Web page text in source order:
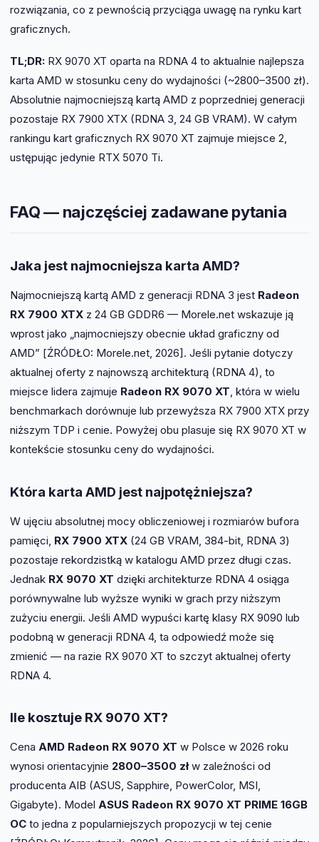
rozwiązania, co z pewnością przyciąga uwagę na rynku kart
graficznych.
TL;DR: RX 9070 XT oparta na RDNA 4 to aktualnie najlepsza
karta AMD w stosunku ceny do wydajności (~2800–3500 zł).
Absolutnie najmocniejszą kartą AMD z poprzedniej generacji
pozostaje RX 7900 XTX (RDNA 3, 24 GB VRAM). W całym
rankingu kart graficznych RX 9070 XT zajmuje miejsce 2,
ustępując jedynie RTX 5070 Ti.
FAQ — najczęściej zadawane pytania
Jaka jest najmocniejsza karta AMD?
Najmocniejszą kartą AMD z generacji RDNA 3 jest Radeon
RX 7900 XTX z 24 GB GDDR6 — Morele.net wskazuje ją
wprost jako „najmocniejszy obecnie układ graficzny od
AMD” [ŹRÓDŁO: Morele.net, 2026]. Jeśli pytanie dotyczy
aktualnej oferty z najnowszą architekturą (RDNA 4), to
miejsce lidera zajmuje Radeon RX 9070 XT, która w wielu
benchmarkach dorównuje lub przewyższa RX 7900 XTX przy
niższym TDP i cenie. Powyżej obu plasuje się RX 9070 XT w
kontekście stosunku ceny do wydajności.
Która karta AMD jest najpotężniejsza?
W ujęciu absolutnej mocy obliczeniowej i rozmiarów bufora
pamięci, RX 7900 XTX (24 GB VRAM, 384-bit, RDNA 3)
pozostaje rekordzistką w katalogu AMD przez długi czas.
Jednak RX 9070 XT dzięki architekturze RDNA 4 osiąga
porównywalne lub wyższe wyniki w grach przy niższym
zużyciu energii. Jeśli AMD wypuści kartę klasy RX 9090 lub
podobną w generacji RDNA 4, ta odpowiedź może się
zmienić — na razie RX 9070 XT to szczyt aktualnej oferty
RDNA 4.
Ile kosztuje RX 9070 XT?
Cena AMD Radeon RX 9070 XT w Polsce w 2026 roku
wynosi orientacyjnie 2800–3500 złw zależności od
producenta AIB (ASUS, Sapphire, PowerColor, MSI,
Gigabyte). Model ASUS Radeon RX 9070 XT PRIME 16GB
OC to jedna z popularniejszych propozycji w tej cenie